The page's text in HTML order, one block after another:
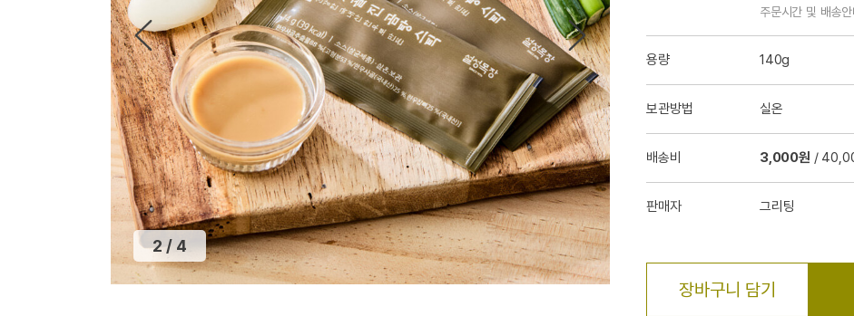
2/ 4
주문시간 및 배송안
용량 140g
보관방법 실온
배송비 3,000원 /
판매자 그리팅
장바구니 담기